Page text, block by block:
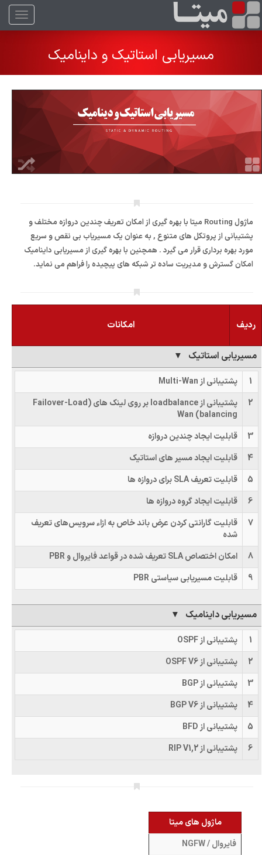
منو
مسیریابی استاتیک و داینامیک
ماژول Routing میتا با بهره گیری از امکان تعریف چندین دروازه مختلف و
پشتیبانی از پروتکل های متنوع , به عنوان یک مسیریاب بی نقص و سریع
مورد بهره برداری قرار می گیرد . همچنین با بهره گیری از مسیریابی داینامیک
امکان گسترش و مدیریت ساده تر شبکه های پیچیده را فراهم می نماید.
ردیف امکانات
مسیریابی استاتیک
1
پشتیبانی از Multi-Wan
2
پشتیبانی از loadbalance بر روی لینک های (Failover-Load
balancing) Wan
3
قابلیت ایجاد چندین دروازه
4
قابلیت ایجاد مسیر های استاتیک
5
قابلیت تعریف SLA برای دروازه ها
6
قابلیت ایجاد گروه دروازه ها
7
قابلیت گارانتی کردن عرض باند خاص به ازاء سرویس‌های تعریف
شده
8
امکان اختصاص SLA تعریف شده در قواعد فایروال و PBR
9
قابلیت مسیریابی سیاستی PBR
مسیریابی داینامیک
1
پشتیبانی از OSPF
2
پشتیبانی از OSPF V6
3
پشتیبانی از BGP
4
پشتیبانی از BGP V6
5
پشتیبانی از BFD
6
پشتیبانی از RIP V1,2
ماژول های میتا
فایروال / NGFW